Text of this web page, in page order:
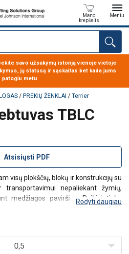
Mano
krepšelis
Meniu
jūsų užklausos
savo užsakymų istoriją vienoje vietoje
jų statusą ir sąskaitas bet kada jums
patogiu metu
/ PREKIŲ ŽENKLAI / Terrier
TBLC
Atsisiųsti PDF
visų plokščių, blokų ir konstrukcijų su
transportavimui nepaliekant žymių,
medžiagos paviršiaus. Puikiai tinka
plienas, aliuminis, akmuo,
Rodyti daugiau
0,5